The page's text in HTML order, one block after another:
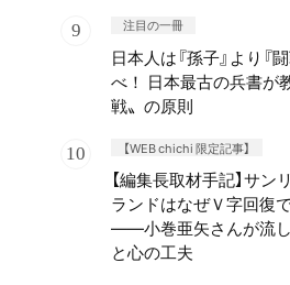
注目の一冊
日本人は『孫子』より『
べ！ 日本最古の兵書が
戦〟の原則
【WEB chichi 限定記事】
【編集長取材手記】サン
ランドはなぜＶ字回復
——小巻亜矢さんが流
と心の工夫